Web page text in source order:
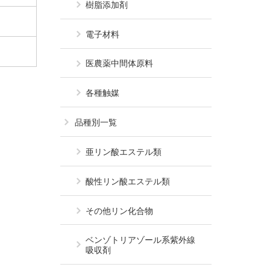
樹脂添加剤
電子材料
医農薬中間体原料
各種触媒
品種別一覧
亜リン酸エステル類
酸性リン酸エステル類
その他リン化合物
ベンゾトリアゾール系紫外線
吸収剤